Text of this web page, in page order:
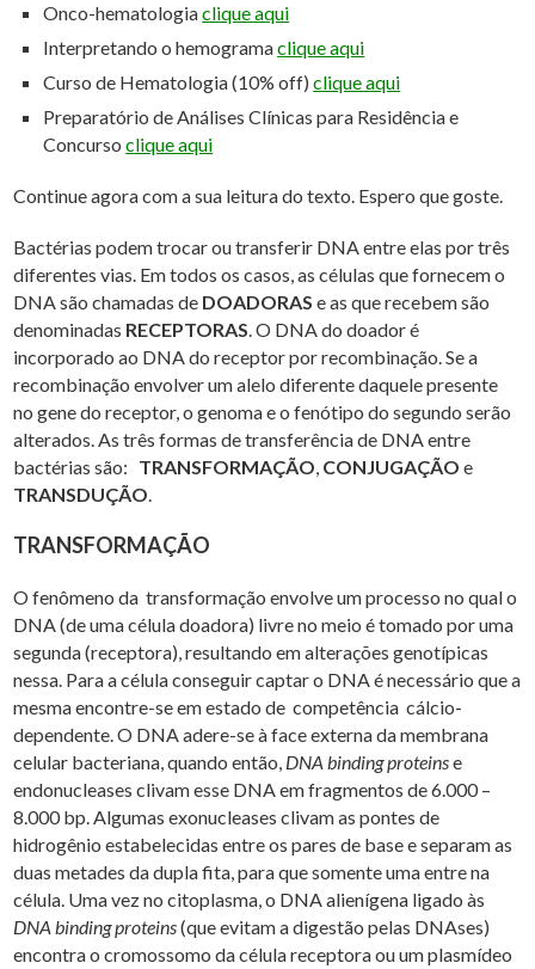
Onco-hematologiaclique aqui
Interpretando o hemogramaclique aqui
Curso de Hematologia (10% off)clique aqui
Preparatório de Análises Clínicas para Residência e
Concursoclique aqui
Continue agora com a sua leitura do texto. Espero que goste.
Bactérias podem trocar ou transferir DNA entre elas por três
diferentes vias. Em todos os casos, as células que fornecem o
DNA são chamadas de DOADORAS e as que recebem são
denominadas RECEPTORAS. O DNA do doador é
incorporado ao DNA do receptor por recombinação. Se a
recombinação envolver um alelo diferente daquele presente
no gene do receptor, o genoma e o fenótipo do segundo serão
alterados. As três formas de transferência de DNA entre
bactérias são: TRANSFORMAÇÃO, CONJUGAÇÃO e
TRANSDUÇÃO.
TRANSFORMAÇÃO
O fenômeno da transformação envolve um processo no qual o
DNA (de uma célula doadora) livre no meio é tomado por uma
segunda (receptora), resultando em alterações genotípicas
nessa. Para a célula conseguir captar o DNA é necessário que a
mesma encontre-se em estado de competência cálcio-
dependente. O DNA adere-se à face externa da membrana
celular bacteriana, quando então, DNA binding proteinse
endonucleases clivam esse DNA em fragmentos de 6.000 –
8.000 bp. Algumas exonucleases clivam as pontes de
hidrogênio estabelecidas entre os pares de base e separam as
duas metades da dupla fita, para que somente uma entre na
célula. Uma vez no citoplasma, o DNA alienígena ligado às
DNA binding proteins(que evitam a digestão pelas DNAses)
encontra o cromossomo da célula receptora ou um plasmídeo